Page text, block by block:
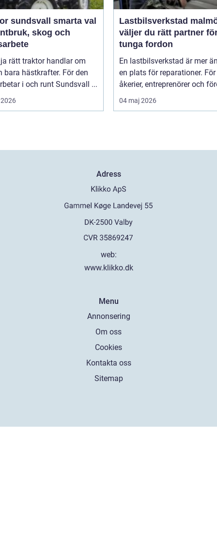
smarta val
skog och
rätt traktor handlar om
bara hästkrafter. För den
i och runt Sundsvall ...
Lastbilsverkstad malmö
väljer du rätt partner
tunga fordon
En lastbilsverkstad är mer
en plats för reparationer. För
åkerier, entreprenörer och
04 maj 2026
Adress
web:
www.klikko.dk
Menu
Annonsering
Om oss
Cookies
Kontakta oss
Sitemap